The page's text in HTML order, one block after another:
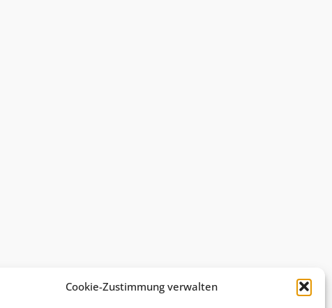
Cookie-Zustimmung verwalten